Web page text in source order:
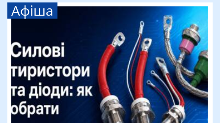
Афіша